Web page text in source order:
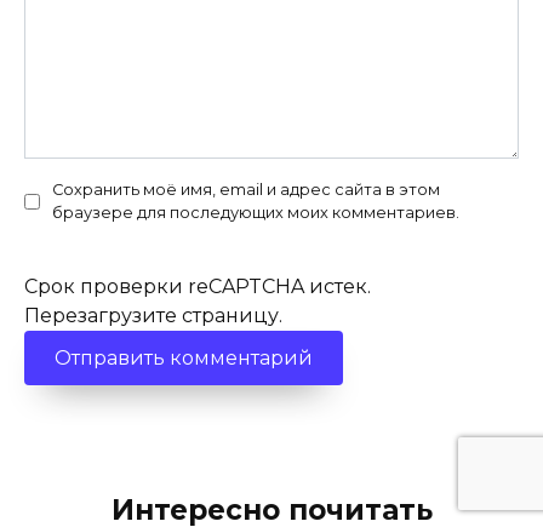
Сохранить моё имя, email и адрес сайта в этом
браузере для последующих моих комментариев.
Срок проверки reCAPTCHA истек.
Перезагрузите страницу.
Интересно почитать